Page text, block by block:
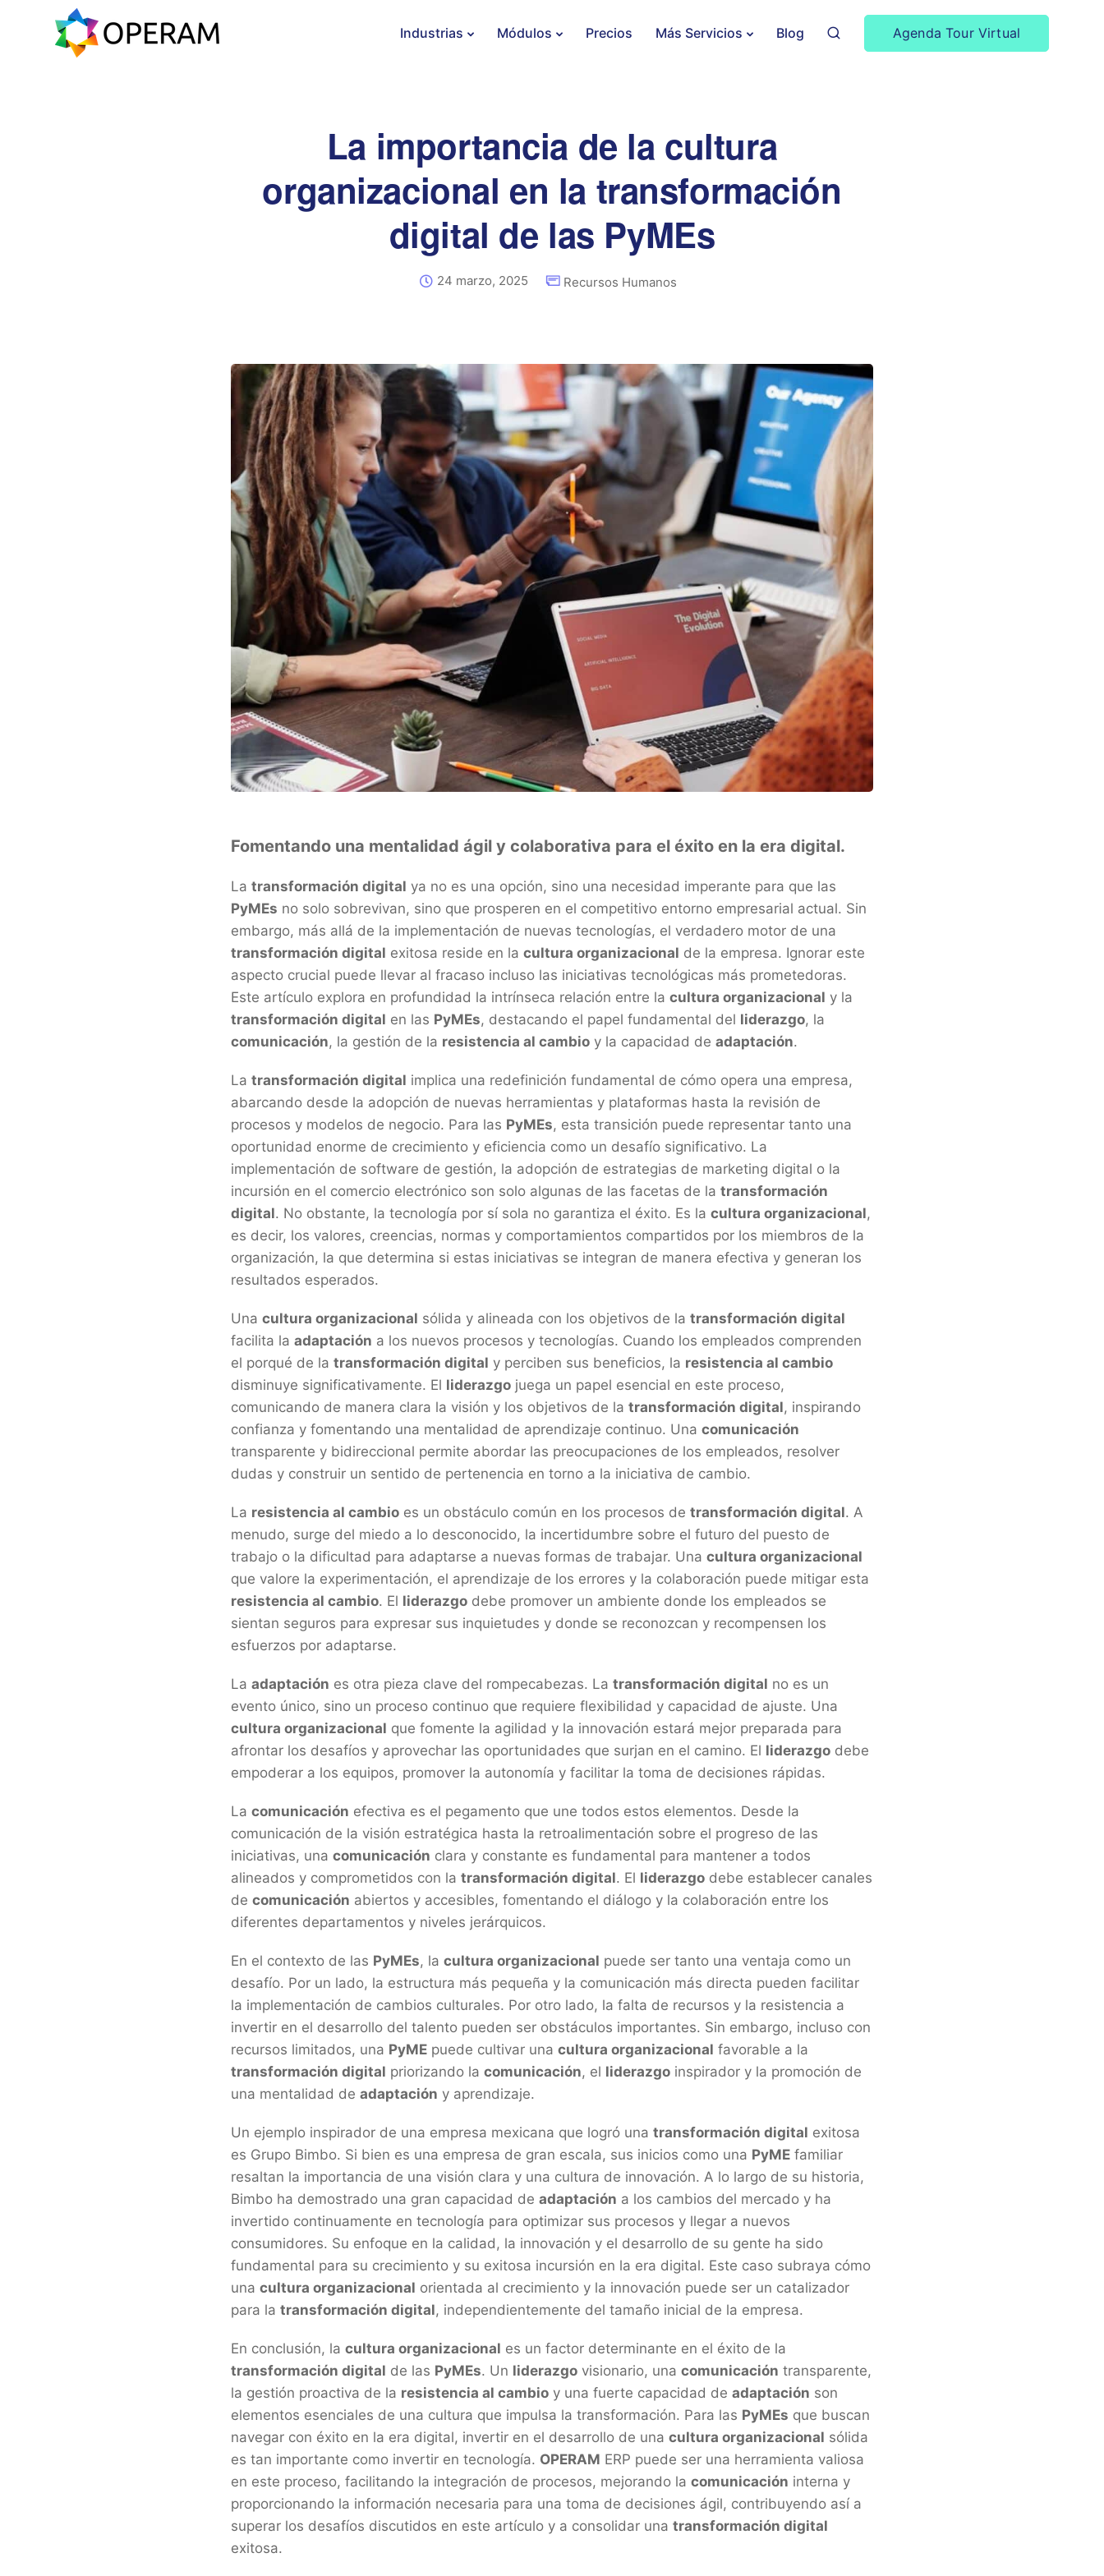
Industrias Módulos Precios Más Servicios Blog Agenda Tour Virtual
La importancia de la cultura
organizacional en la transformación
digital de las PyMEs
24 marzo, 2025 Recursos Humanos
Fomentando una mentalidad ágil y colaborativa para el éxito en la era digital.
Latransformación digital ya no es una opción, sino una necesidad imperante para que las
PyMEs no solo sobrevivan, sino que prosperen en el competitivo entorno empresarial actual. Sin
embargo, más allá de la implementación de nuevas tecnologías, el verdadero motor de una
transformación digital exitosa reside en lacultura organizacional de la empresa. Ignorar este
aspecto crucial puede llevar al fracaso incluso las iniciativas tecnológicas más prometedoras.
Este artículo explora en profundidad la intrínseca relación entre lacultura organizacional y la
transformación digital en las PyMEs, destacando el papel fundamental del liderazgo, la
comunicación, la gestión de la resistencia al cambio y la capacidad deadaptación.
Latransformación digital implica una redefinición fundamental de cómo opera una empresa,
abarcando desde la adopción de nuevas herramientas y plataformas hasta la revisión de
procesos y modelos de negocio. Para las PyMEs, esta transición puede representar tanto una
oportunidad enorme de crecimiento y eficiencia como un desafío significativo. La
implementación de software de gestión, la adopción de estrategias de marketing digital o la
incursión en el comercio electrónico son solo algunas de las facetas de latransformación
digital. No obstante, la tecnología por sí sola no garantiza el éxito. Es lacultura organizacional,
es decir, los valores, creencias, normas y comportamientos compartidos por los miembros de la
organización, la que determina si estas iniciativas se integran de manera efectiva y generan los
resultados esperados.
Unacultura organizacional sólida y alineada con los objetivos de latransformación digital
facilita laadaptación a los nuevos procesos y tecnologías. Cuando los empleados comprenden
el porqué de latransformación digital y perciben sus beneficios, la resistencia al cambio
disminuye significativamente. El liderazgo juega un papel esencial en este proceso,
comunicando de manera clara la visión y los objetivos de latransformación digital, inspirando
confianza y fomentando una mentalidad de aprendizaje continuo. Unacomunicación
transparente y bidireccional permite abordar las preocupaciones de los empleados, resolver
dudas y construir un sentido de pertenencia en torno a la iniciativa de cambio.
La resistencia al cambio es un obstáculo común en los procesos detransformación digital. A
menudo, surge del miedo a lo desconocido, la incertidumbre sobre el futuro del puesto de
trabajo o la dificultad para adaptarse a nuevas formas de trabajar. Unacultura organizacional
que valore la experimentación, el aprendizaje de los errores y la colaboración puede mitigar esta
resistencia al cambio. El liderazgo debe promover un ambiente donde los empleados se
sientan seguros para expresar sus inquietudes y donde se reconozcan y recompensen los
esfuerzos por adaptarse.
Laadaptación es otra pieza clave del rompecabezas. Latransformación digital no es un
evento único, sino un proceso continuo que requiere flexibilidad y capacidad de ajuste. Una
cultura organizacional que fomente la agilidad y la innovación estará mejor preparada para
afrontar los desafíos y aprovechar las oportunidades que surjan en el camino. El liderazgo debe
empoderar a los equipos, promover la autonomía y facilitar la toma de decisiones rápidas.
Lacomunicación efectiva es el pegamento que une todos estos elementos. Desde la
comunicación de la visión estratégica hasta la retroalimentación sobre el progreso de las
iniciativas, unacomunicación clara y constante es fundamental para mantener a todos
alineados y comprometidos con latransformación digital. El liderazgo debe establecer canales
decomunicación abiertos y accesibles, fomentando el diálogo y la colaboración entre los
diferentes departamentos y niveles jerárquicos.
En el contexto de las PyMEs, lacultura organizacional puede ser tanto una ventaja como un
desafío. Por un lado, la estructura más pequeña y la comunicación más directa pueden facilitar
la implementación de cambios culturales. Por otro lado, la falta de recursos y la resistencia a
invertir en el desarrollo del talento pueden ser obstáculos importantes. Sin embargo, incluso con
recursos limitados, una PyME puede cultivar unacultura organizacional favorable a la
transformación digital priorizando lacomunicación, el liderazgo inspirador y la promoción de
una mentalidad deadaptación y aprendizaje.
Un ejemplo inspirador de una empresa mexicana que logró unatransformación digital exitosa
es Grupo Bimbo. Si bien es una empresa de gran escala, sus inicios como una PyME familiar
resaltan la importancia de una visión clara y una cultura de innovación. A lo largo de su historia,
Bimbo ha demostrado una gran capacidad deadaptación a los cambios del mercado y ha
invertido continuamente en tecnología para optimizar sus procesos y llegar a nuevos
consumidores. Su enfoque en la calidad, la innovación y el desarrollo de su gente ha sido
fundamental para su crecimiento y su exitosa incursión en la era digital. Este caso subraya cómo
unacultura organizacional orientada al crecimiento y la innovación puede ser un catalizador
para latransformación digital, independientemente del tamaño inicial de la empresa.
En conclusión, lacultura organizacional es un factor determinante en el éxito de la
transformación digital de las PyMEs. Un liderazgo visionario, unacomunicación transparente,
la gestión proactiva de la resistencia al cambio y una fuerte capacidad deadaptación son
elementos esenciales de una cultura que impulsa la transformación. Para las PyMEs que buscan
navegar con éxito en la era digital, invertir en el desarrollo de unacultura organizacional sólida
es tan importante como invertir en tecnología. OPERAM ERP puede ser una herramienta valiosa
en este proceso, facilitando la integración de procesos, mejorando lacomunicación interna y
proporcionando la información necesaria para una toma de decisiones ágil, contribuyendo así a
superar los desafíos discutidos en este artículo y a consolidar unatransformación digital
exitosa.